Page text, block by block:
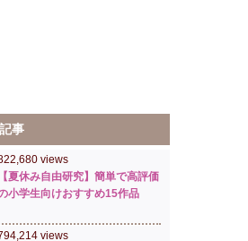
事
views
【夏休み自由研究】簡単で高評価
小学生向けおすすめ15作品
views